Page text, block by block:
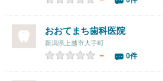
おおてまち歯科医院
新潟県上越市大手町
－ 0件